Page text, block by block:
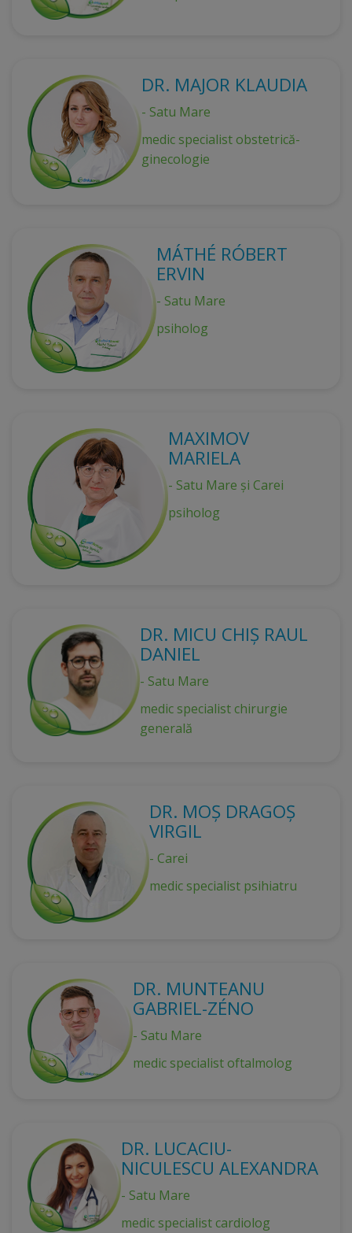
DR. MAJOR KLAUDIA
- Satu Mare
medic specialist obstetrică-
ginecologie
MÁTHÉ RÓBERT
ERVIN
- Satu Mare
psiholog
MAXIMOV
MARIELA
- Satu Mare și Carei
psiholog
DR. MICU CHIȘ RAUL
DANIEL
- Satu Mare
medic specialist chirurgie
generală
DR. MOȘ DRAGOȘ
VIRGIL
- Carei
medic specialist psihiatru
DR. MUNTEANU
GABRIEL-ZÉNO
- Satu Mare
medic specialist oftalmolog
DR. LUCACIU-
NICULESCU ALEXANDRA
- Satu Mare
medic specialist cardiolog